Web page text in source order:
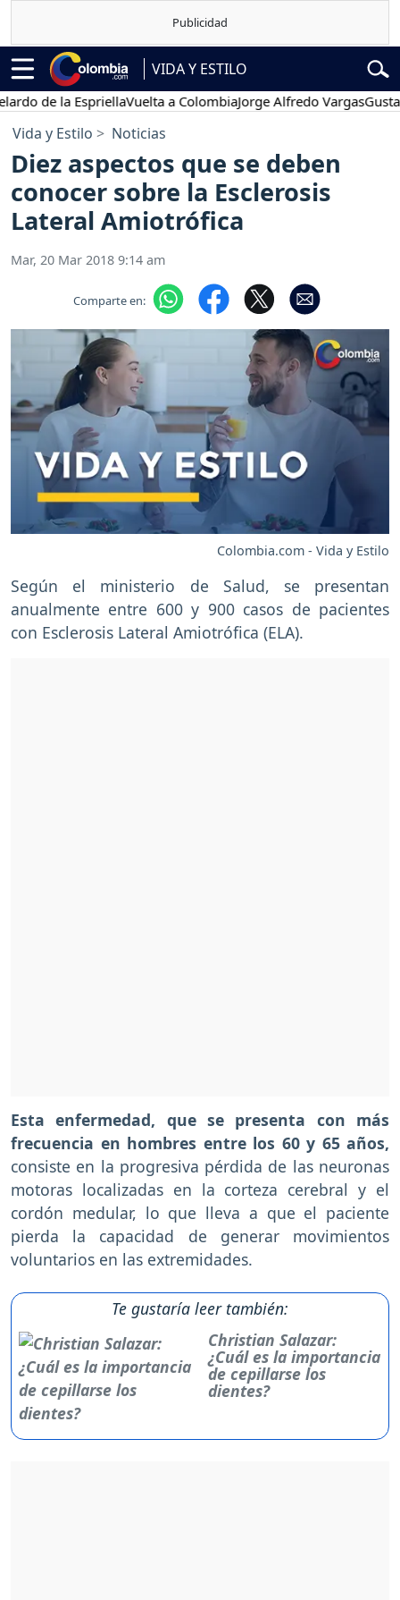
VIDA Y ESTILO
la EspriellaVuelta a ColombiaJorge Alfredo VargasGustavo
Vida y Estilo Noticias
Diez aspectos que se deben
conocer sobre la Esclerosis
Lateral Amiotrófica
Mar, 20 Mar 2018 9:14 am
Comparte en:
Colombia.com - Vida y Estilo
Según el ministerio de Salud, se presentan
anualmente entre 600 y 900 casos de pacientes
con Esclerosis Lateral Amiotrófica (ELA).
Esta enfermedad, que se presenta con más
frecuencia en hombres entre los 60 y 65 años,
consiste en la progresiva pérdida de las neuronas
motoras localizadas en la corteza cerebral y el
cordón medular, lo que lleva a que el paciente
pierda la capacidad de generar movimientos
voluntarios en las extremidades.
Te gustaría leer también:
Christian Salazar:
¿Cuál es la importancia
de cepillarse los
dientes?